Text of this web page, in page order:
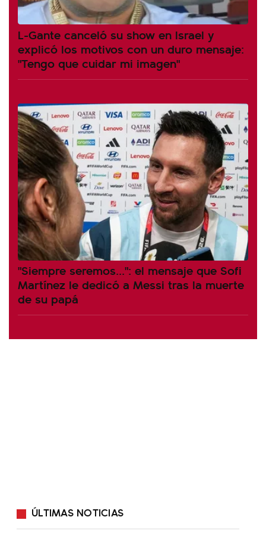
L-Gante canceló su show en Israel y
explicó los motivos con un duro mensaje:
"Tengo que cuidar mi imagen"
"Siempre seremos...": el mensaje que Sofi
Martínez le dedicó a Messi tras la muerte
de su papá
ÚLTIMAS NOTICIAS